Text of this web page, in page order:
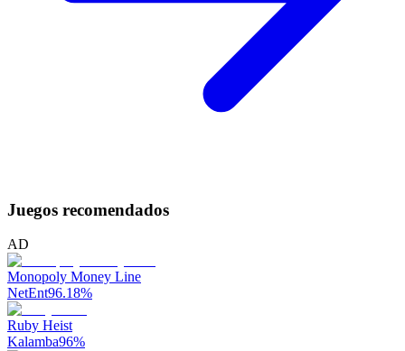
Juegos recomendados
AD
Monopoly Money Line
NetEnt96.18%
Ruby Heist
Kalamba96%